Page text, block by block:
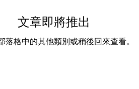
文章即將推出
落格中的其他類別或稍後回來查看。